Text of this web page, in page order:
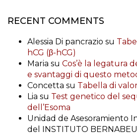
RECENT COMMENTS
Alessia Di pancrazio su
hCG (β-hCG)
Maria su Cos’è la legatura
e svantaggi di questo
Concetta su Tabella di
Lia su Test genetico del
dell’Esoma
Unidad de Asesoramiento
del INSTITUTO BERNABEU